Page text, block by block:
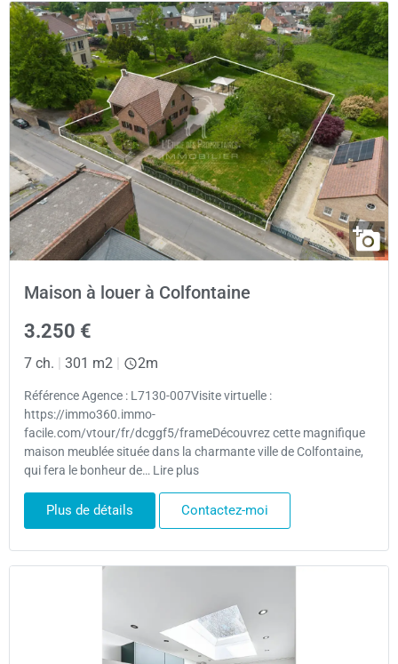
Maison à louer à Colfontaine
3.250 €
7 ch. | 301 m2 | 2m
Référence Agence : L7130-007Visite virtuelle :
https://immo360.immo-
facile.com/vtour/fr/dcggf5/frameDécouvrez cette magnifique
maison meublée située dans la charmante ville de Colfontaine,
qui fera le bonheur de… Lire plus
Plus de détails Contactez-moi